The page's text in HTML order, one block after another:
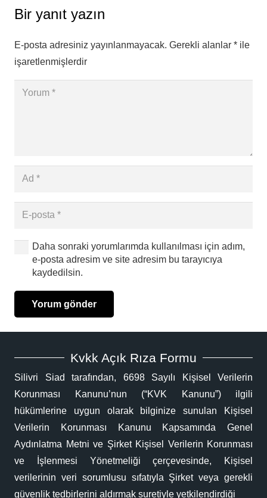
Bir yanıt yazın
E-posta adresiniz yayınlanmayacak. Gerekli alanlar * ile
işaretlenmişlerdir
Daha sonraki yorumlarımda kullanılması için adım,
e-posta adresim ve site adresim bu tarayıcıya
kaydedilsin.
Yorum gönder
Kvkk Açık Rıza Formu
Silivri Siad tarafından, 6698 Sayılı Kişisel Verilerin
Korunması Kanunu’nun (“KVK Kanunu”) ilgili
hükümlerine uygun olarak bilginize sunulan Kişisel
Verilerin Korunması Kanunu Kapsamında Genel
Aydınlatma Metni ve Şirket Kişisel Verilerin Korunması
ve İşlenmesi Yönetmeliği çerçevesinde, Kişisel
verilerinin veri sorumlusu sıfatıyla Şirket veya gerekli
güvenlik tedbirlerini aldırmak suretiyle yetkilendirdiği